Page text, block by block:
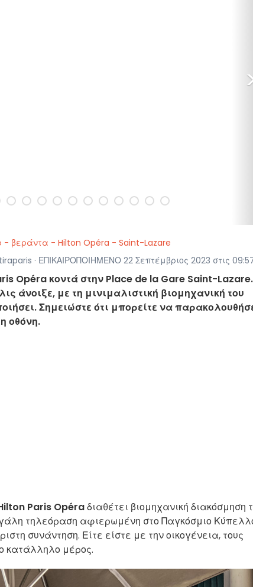
- βεράντα - Hilton Opéra - Saint-Lazare
· ΕΠΙΚΑΙΡΟΠΟΙΗΜΕΝΟ 22 Σεπτέμβριος 2023 στις
Opéra κοντά στην Place de la Gare Saint-Lazare.
άνοιξε, με τη μινιμαλιστική βιομηχανική του
Σημειώστε ότι μπορείτε να
οθόνη.
Paris Opéraδιαθέτει βιομηχανική διακόσμηση
τηλεόραση αφιερωμένη στο Παγκόσμιο
συνάντηση. Είτε είστε με την οικογένεια, τους
κατάλληλο μέρος.